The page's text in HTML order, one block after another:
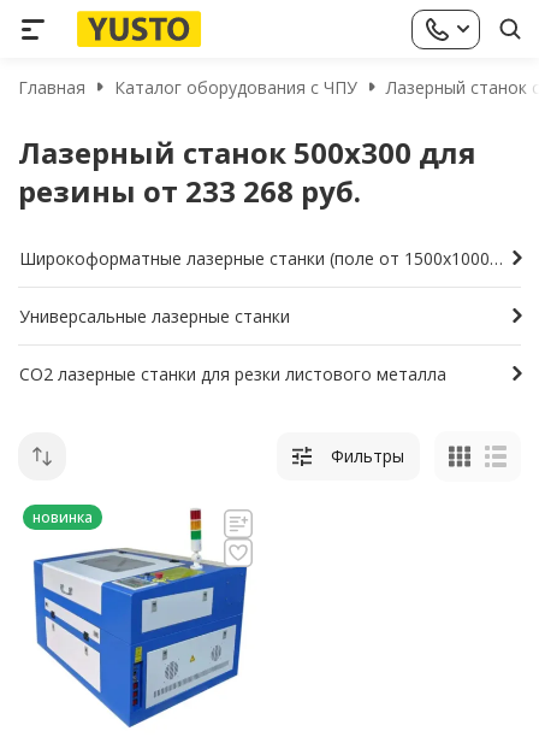
Главная Каталог оборудования с ЧПУ Лазерный станок
Лазерный станок 500х300 для
резины от 233 268 руб.
Широкоформатные лазерные станки (поле от 1500х1000мм и больше)
Универсальные лазерные станки
СО2 лазерные станки для резки листового металла
Фильтры
новинка